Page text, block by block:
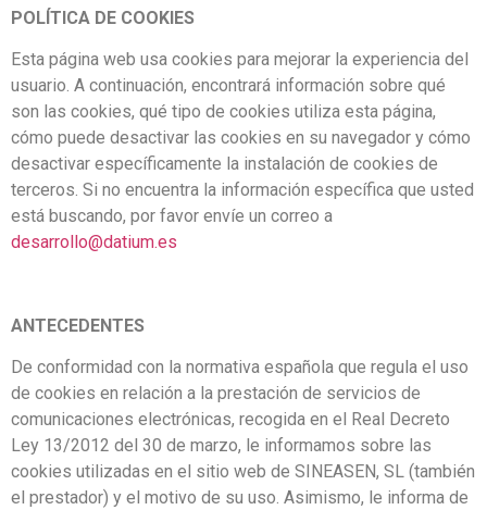
POLÍTICA DE COOKIES
Esta página web usa cookies para mejorar la experiencia del
usuario. A continuación, encontrará información sobre qué
son las cookies, qué tipo de cookies utiliza esta página,
cómo puede desactivar las cookies en su navegador y cómo
desactivar específicamente la instalación de cookies de
terceros. Si no encuentra la información específica que usted
está buscando, por favor envíe un correo a
desarrollo@datium.es
ANTECEDENTES
De conformidad con la normativa española que regula el uso
de cookies en relación a la prestación de servicios de
comunicaciones electrónicas, recogida en el Real Decreto
Ley 13/2012 del 30 de marzo, le informamos sobre las
cookies utilizadas en el sitio web de SINEASEN, SL (también
el prestador) y el motivo de su uso. Asimismo, le informa de